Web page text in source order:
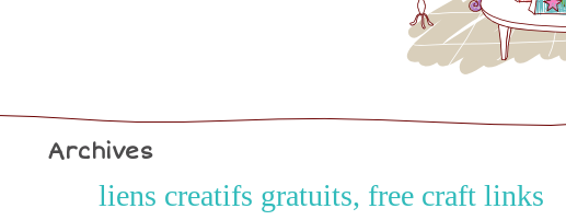
Archives
liens creatifs gratuits, free craft links